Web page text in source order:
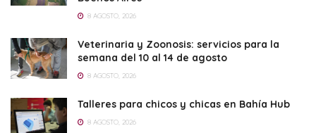
8 AGOSTO, 2026
Veterinaria y Zoonosis: servicios para la
semana del 10 al 14 de agosto
8 AGOSTO, 2026
Talleres para chicos y chicas en Bahía Hub
8 AGOSTO, 2026